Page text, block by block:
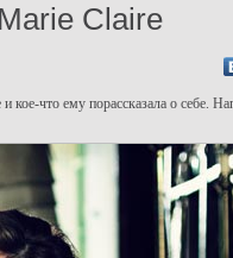
Claire
кое-что ему порассказала о себе.